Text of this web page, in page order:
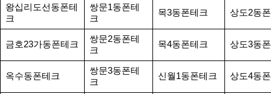
왕십리도선동폰테
크
쌍문1동폰테
크
목3동폰테크 상도2동
금호23가동폰테크
쌍문2동폰테
크
목4동폰테크 상도3동
옥수동폰테크
쌍문3동폰테
크
신월1동폰테크 상도4동